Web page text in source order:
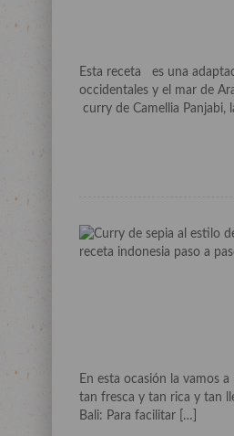
Esta receta es una
occidentales y el mar de
curry de Camellia Panjabi,
En esta ocasión la vamos
tan fresca y tan rica y tan
Bali: Para facilitar […]